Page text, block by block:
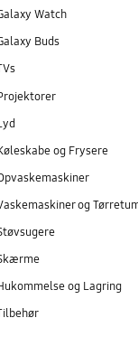
Watch
Buds
og Frysere
og
og Lagring